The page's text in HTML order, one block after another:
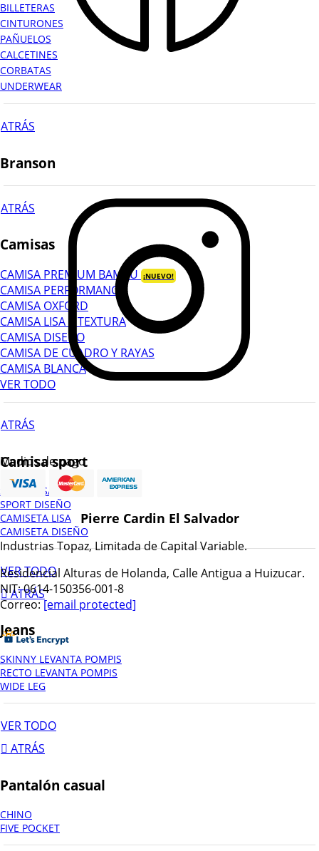
BILLETERAS
CINTURONES
PAÑUELOS
CALCETINES
CORBATAS
UNDERWEAR
ATRÁS
Branson
ATRÁS
Camisas
CAMISA PREMIUM BAMBÚ ¡NUEVO!
CAMISA PERFORMANCE
CAMISA OXFORD
CAMISA LISA Y TEXTURA
CAMISA DISEÑO
CAMISA DE CUADRO Y RAYAS
CAMISA BLANCA
VER TODO
ATRÁS
Camisa sport
SPORT LISA
SPORT DISEÑO
CAMISETA LISA
CAMISETA DISEÑO
VER TODO
ATRÁS
Jeans
SKINNY LEVANTA POMPIS
RECTO LEVANTA POMPIS
WIDE LEG
VER TODO
ATRÁS
Pantalón casual
CHINO
FIVE POCKET
Medios de pago
Pierre Cardin El Salvador
Industrias Topaz, Limitada de Capital Variable.
Residencial Alturas de Holanda, Calle Antigua a Huizucar.
NIT: 0614-150356-001-8
Correo:[email protected]